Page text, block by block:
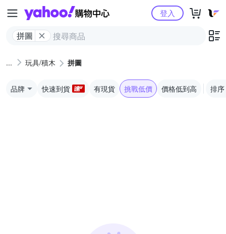
Yahoo購物中心
拼圖
登入
玩具/積木 拼圖
品牌 快速到貨 有現貨 挑戰低價 價格低到高 排序